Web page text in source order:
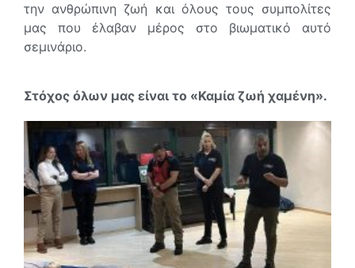
την ανθρώπινη ζωή και όλους τους συμπολίτες
μας που έλαβαν μέρος στο βιωματικό αυτό
σεμινάριο.
Στόχος όλων μας είναι το «Καμία ζωή χαμένη».